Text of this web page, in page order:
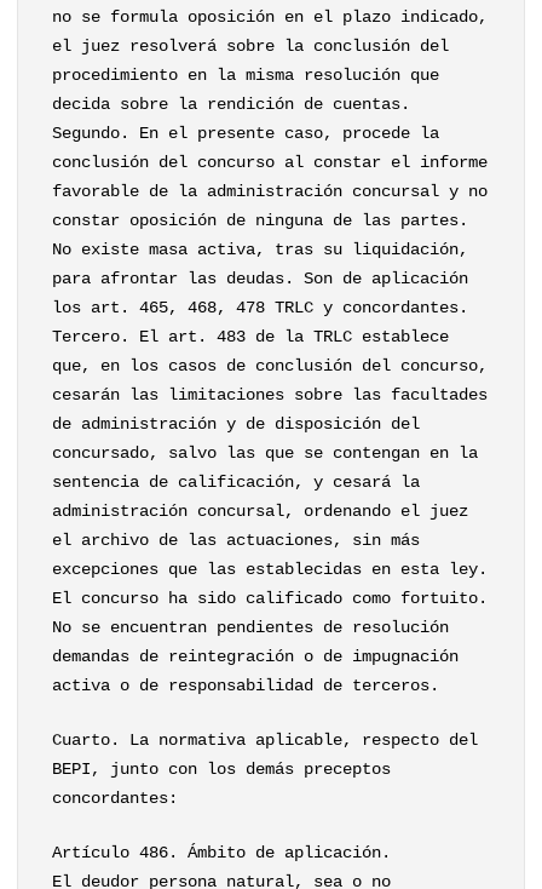
no se formula oposición en el plazo indicado,
el juez resolverá sobre la conclusión del
procedimiento en la misma resolución que
decida sobre la rendición de cuentas.
Segundo. En el presente caso, procede la
conclusión del concurso al constar el informe
favorable de la administración concursal y no
constar oposición de ninguna de las partes.
No existe masa activa, tras su liquidación,
para afrontar las deudas. Son de aplicación
los art. 465, 468, 478 TRLC y concordantes.
Tercero. El art. 483 de la TRLC establece
que, en los casos de conclusión del concurso,
cesarán las limitaciones sobre las facultades
de administración y de disposición del
concursado, salvo las que se contengan en la
sentencia de calificación, y cesará la
administración concursal, ordenando el juez
el archivo de las actuaciones, sin más
excepciones que las establecidas en esta ley.
El concurso ha sido calificado como fortuito.
No se encuentran pendientes de resolución
demandas de reintegración o de impugnación
activa o de responsabilidad de terceros.
Cuarto. La normativa aplicable, respecto del
BEPI, junto con los demás preceptos
concordantes:
Artículo 486. Ámbito de aplicación.
El deudor persona natural, sea o no